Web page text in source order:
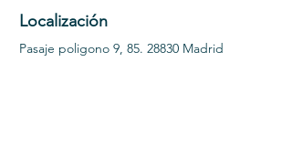
Localización
Pasaje poligono 9, 85. 28830 Madrid